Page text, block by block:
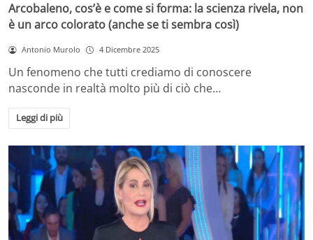
Arcobaleno, cos’è e come si forma: la scienza rivela, non
è un arco colorato (anche se ti sembra così)
Antonio Murolo 4 Dicembre 2025
Un fenomeno che tutti crediamo di conoscere
nasconde in realtà molto più di ciò che…
Leggi di più